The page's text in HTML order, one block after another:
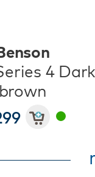
4 Dark
brown